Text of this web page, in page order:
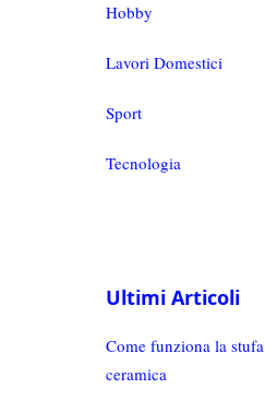
Hobby
Lavori Domestici
Sport
Tecnologia
Ultimi Articoli
Come funziona la stufa
ceramica